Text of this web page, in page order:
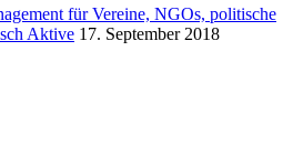
für Vereine, NGOs, politische
Aktive 17. September 2018